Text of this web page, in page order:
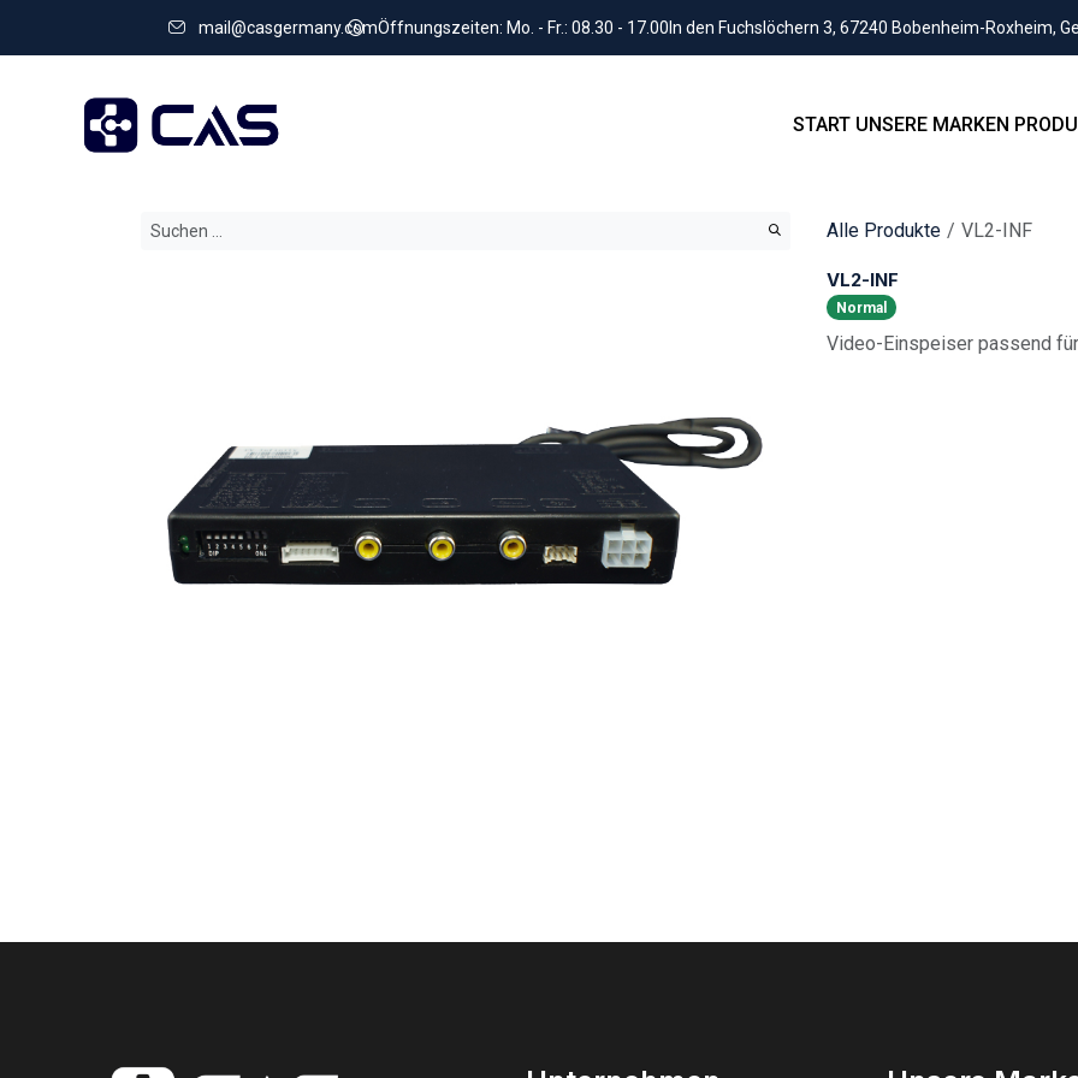
mail@casgermany.comÖffnungszeiten: Mo. - Fr.: 08.30 - 17.00 In den Fuchslöchern 3, 67240 Bobenheim-Roxheim,
START UNSERE MARKEN
Alle Produkte VL2-INF
VL2-INF
Normal
Video-Einspeiser passend